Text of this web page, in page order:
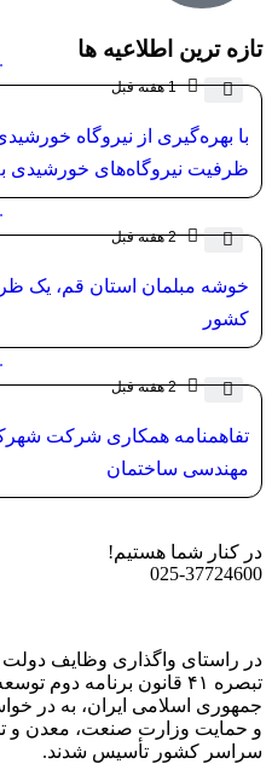
تازه ترین اطلاعیه ها
1 هفته قبل
ظرفیت نیروگاه‌های خورشیدی
2 هفته قبل
خوشه مبلمان استان قم، یک
کشور
2 هفته قبل
تفاهمنامه همکاری شرکت
مهندسی ساختمان
در کنار شما هستیم!
025-37724600
در راستای واگذاری وظایف
تبصره ۴۱ قانون برنامه
جمهوری اسلامی ایران، به در
و حمایت وزارت صنعت، معدن و
سراسر کشور تأسیس شدند.